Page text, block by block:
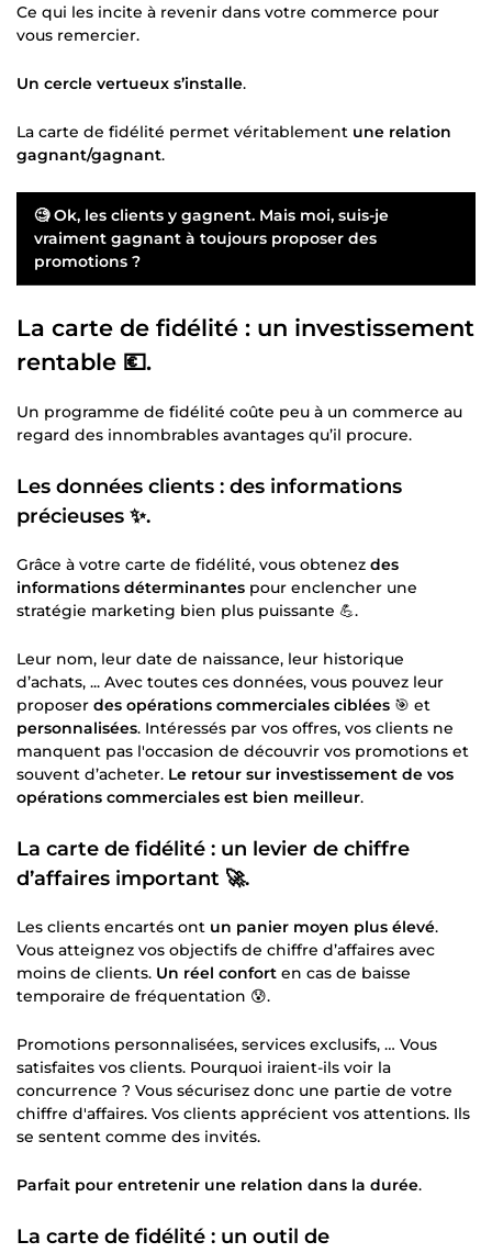
Ce qui les incite à revenir dans votre commerce pour
vous remercier.
Un cercle vertueux s’installe.
La carte de fidélité permet véritablement une relation
gagnant/gagnant.
🧐 Ok, les clients y gagnent. Mais moi, suis-je
vraiment gagnant à toujours proposer des
promotions ?
La carte de fidélité : un investissement
rentable 💶.
Un programme de fidélité coûte peu à un commerce au
regard des innombrables avantages qu’il procure.
Les données clients : des informations
précieuses ✨.
Grâce à votre carte de fidélité, vous obtenez des
informations déterminantes pour enclencher une
stratégie marketing bien plus puissante 💪.
Leur nom, leur date de naissance, leur historique
d’achats, ... Avec toutes ces données, vous pouvez leur
proposer des opérations commerciales ciblées 🎯 et
personnalisées. Intéressés par vos offres, vos clients ne
manquent pas l'occasion de découvrir vos promotions et
souvent d’acheter. Le retour sur investissement de vos
opérations commerciales est bien meilleur.
La carte de fidélité : un levier de chiffre
d’affaires important 🚀.
Les clients encartés ont un panier moyen plus élevé.
Vous atteignez vos objectifs de chiffre d’affaires avec
moins de clients. Un réel confort en cas de baisse
temporaire de fréquentation 😰.
Promotions personnalisées, services exclusifs, … Vous
satisfaites vos clients. Pourquoi iraient-ils voir la
concurrence ? Vous sécurisez donc une partie de votre
chiffre d'affaires. Vos clients apprécient vos attentions. Ils
se sentent comme des invités.
Parfait pour entretenir une relation dans la durée.
La carte de fidélité : un outil de